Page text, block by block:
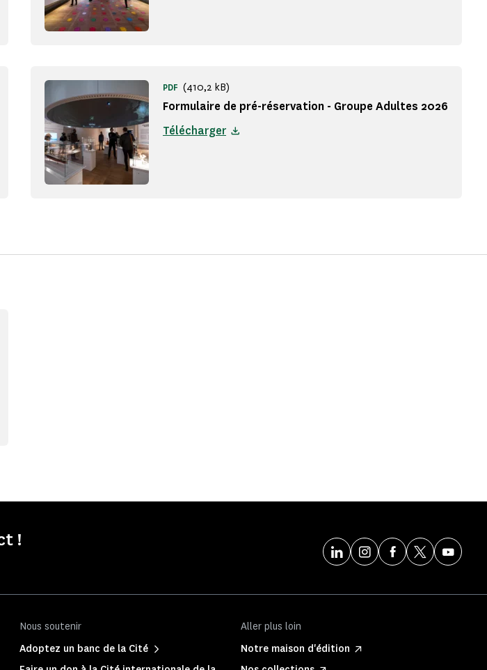
Formulaire de pré-réservation - Groupe Adultes 2026
PDF (410,2 kB)
Télécharger
!
Nous soutenir
Adoptez un banc de la Cité
Aller plus loin
Notre maison d'édition